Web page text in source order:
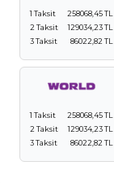
1 Taksit
258068,45 TL
2 Taksit
129034,23 TL
3 Taksit
86022,82 TL
1 Taksit
258068,45 TL
2 Taksit
129034,23 TL
3 Taksit
86022,82 TL